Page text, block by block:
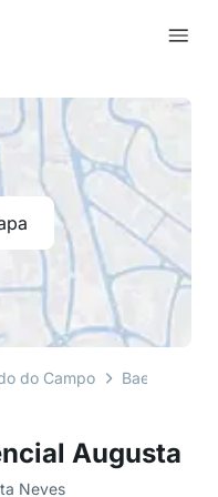
Augusta
Neves
do Campo Baeta Neves